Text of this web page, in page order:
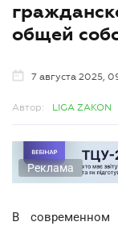
общей
7 августа 2025,
Автор: LIGA ZAKON
Реклама
В